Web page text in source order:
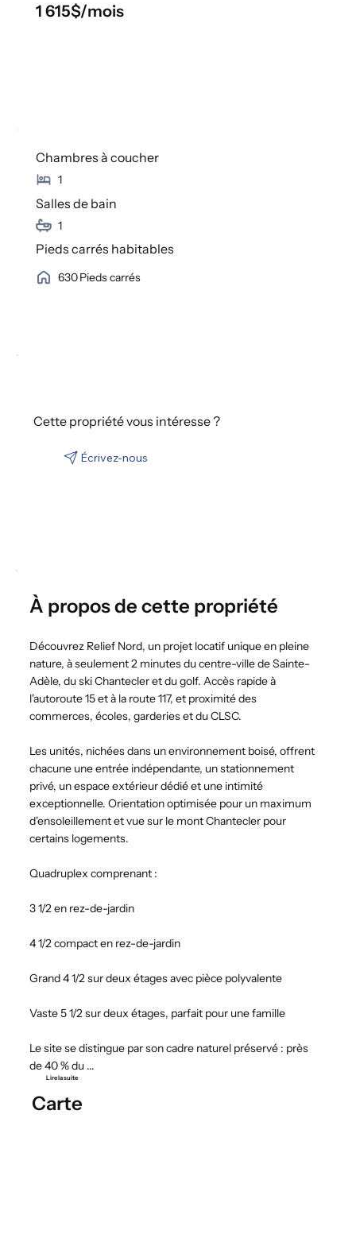
À propos de cette propriété
Découvrez Relief Nord, un projet locatif unique en pleine
nature, à seulement 2 minutes du centre-ville de Sainte-
Adèle, du ski Chantecler et du golf. Accès rapide à
l'autoroute 15 et à la route 117, et proximité des
commerces, écoles, garderies et du CLSC.
Les unités, nichées dans un environnement boisé, offrent
chacune une entrée indépendante, un stationnement
privé, un espace extérieur dédié et une intimité
exceptionnelle. Orientation optimisée pour un maximum
d'ensoleillement et vue sur le mont Chantecler pour
certains logements.
Quadruplex comprenant :
3 1/2 en rez-de-jardin
4 1/2 compact en rez-de-jardin
Grand 4 1/2 sur deux étages avec pièce polyvalente
Vaste 5 1/2 sur deux étages, parfait pour une famille
Le site se distingue par son cadre naturel préservé : près
de 40 % du ...
Lire la suite
Carte
1 615$/mois
Chambres à coucher
1
Salles de bain
1
Pieds carrés habitables
630Pieds carrés
Cette propriété vous intéresse ?